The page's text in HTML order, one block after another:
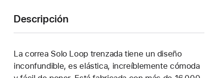
Descripción
La correa Solo Loop trenzada tiene un diseño
inconfundible, es elástica, increíblemente cómoda